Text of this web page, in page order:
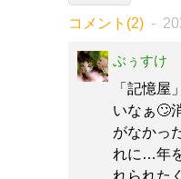
コメント(2)
ぶぅすけ
「記憶
いなぁ🙄
がなかっ
れに…年
れられた